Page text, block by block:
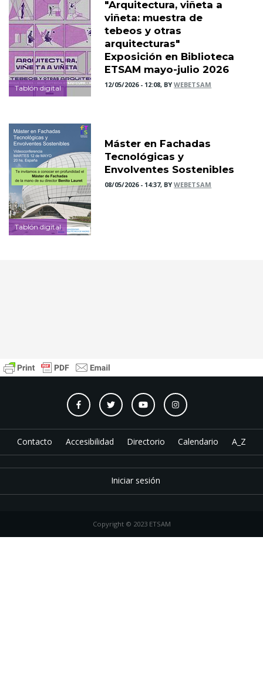
Tablón digital
"Arquitectura, viñeta a
viñeta: muestra de
tebeos y otras
arquitecturas"
Exposición en Biblioteca
ETSAM mayo-julio 2026
12/05/2026 - 12:08, BYWEBETSAM
Tablón digital
Máster en Fachadas
Tecnológicas y
Envolventes Sostenibles
08/05/2026 - 14:37, BYWEBETSAM
Contacto Accesibilidad Directorio Calendario A_Z
Iniciar sesión
Copyright © 2023 ETSAM